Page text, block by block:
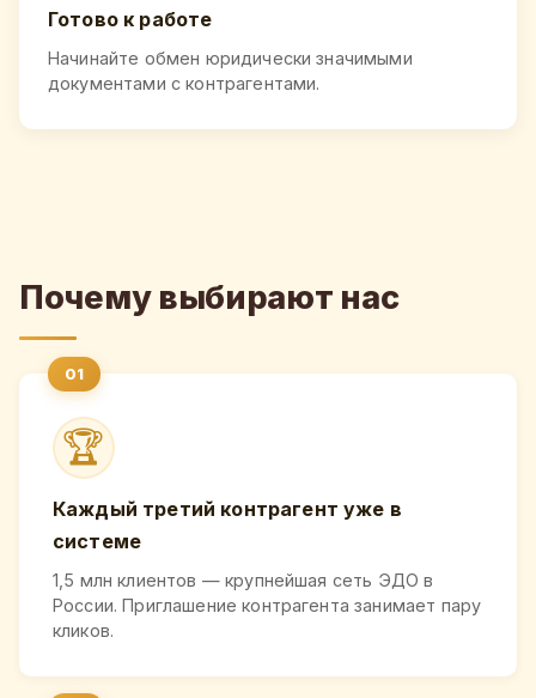
Готово к работе
Начинайте обмен юридически значимыми
документами с контрагентами.
Почему выбирают нас
🏆
Каждый третий контрагент уже в
системе
1,5 млн клиентов — крупнейшая сеть ЭДО в
России. Приглашение контрагента занимает пару
кликов.